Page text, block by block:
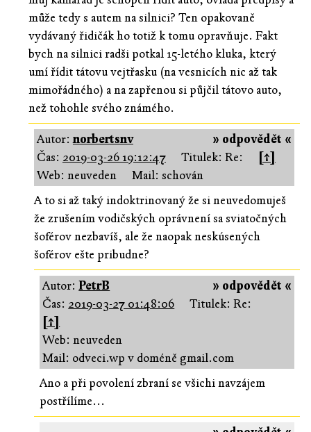
může tedy s autem na silnici? Ten opakovaně
vydávaný řidičák ho totiž k tomu opravňuje. Fakt
bych na silnici radši potkal 15-letého kluka, který
umí řídit tátovu vejtřasku (na vesnicích nic až tak
mimořádného) a na zapřenou si půjčil tátovo auto,
než tohohle svého známého.
» odpovědět «
Autor:norbertsnv
Čas: 2019-03-26 19:12:47 Titulek: Re:
[↑]
Web: neuveden
Mail: schován
A to si až taký indoktrinovaný že si neuvedomuješ
že zrušením vodičských oprávnení sa sviatočných
šoférov nezbavíš, ale že naopak neskúsených
šoférov ešte pribudne?
» odpovědět «
Autor:PetrB
Čas: 2019-03-27 01:48:06
Titulek: Re:
[↑]
Web: neuveden
Mail: odveci.wp v doméně gmail.com
Ano a při povolení zbraní se všichi navzájem
postřílíme...